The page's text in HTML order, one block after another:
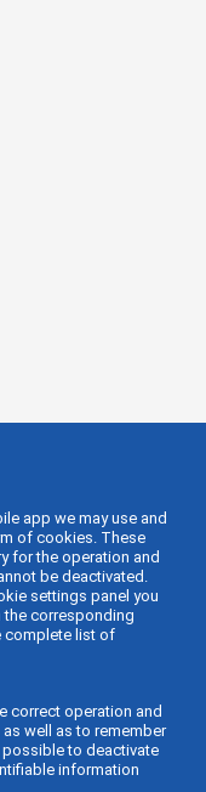
app we may use and
of cookies. These
for the operation and
be deactivated.
settings panel you
corresponding
complete list of
correct operation and
well as to remember
to deactivate
information